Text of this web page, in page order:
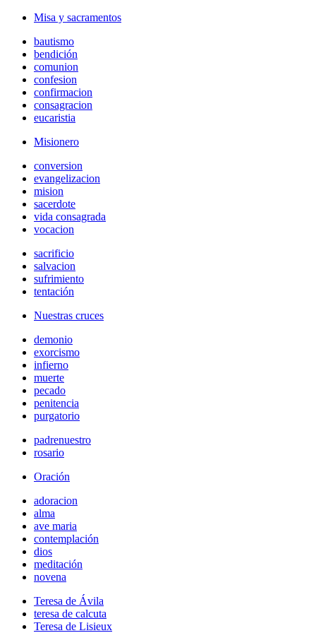
Misa y sacramentos
bautismo
bendición
comunion
confesion
confirmacion
consagracion
eucaristia
Misionero
conversion
evangelizacion
mision
sacerdote
vida consagrada
vocacion
sacrificio
salvacion
sufrimiento
tentación
Nuestras cruces
demonio
exorcismo
infierno
muerte
pecado
penitencia
purgatorio
padrenuestro
rosario
Oración
adoracion
alma
ave maria
contemplación
dios
meditación
novena
Teresa de Ávila
teresa de calcuta
Teresa de Lisieux